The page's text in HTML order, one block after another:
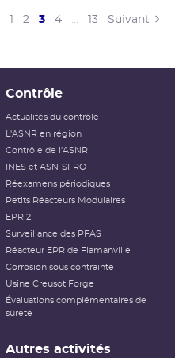
2 3(current)
4 … 13 Suivant
Contrôle
Actualités du contrôle
L'ASNR en région
Contrôle de l'ASNR
INES et ASN-SFRO
Réexamens périodiques
Petits Réacteurs Modulaires
EPR 2
Surveillance des PFAS
Réacteur EPR de Flamanville
Corrosion sous contrainte
Usine Creusot Forge
Évaluations complémentaires de
sûreté
Autres activités